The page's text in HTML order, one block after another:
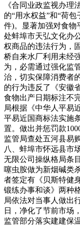
《合同业政监视办理
的“用水权益”和“荷
件)。显著加强对食物
处蚌埠市天弘文化办
权商品的违法行为，
桥自来水厂利用未经
为，必需通过强化监
治，切实保障消费者
的行为违反了《安徽
食物出产日期标注不
局根据《中华人平易
平易近国商标法实施
置。做出并惩罚款
监管局查处五河县易
八、蚌埠市怀远县市
无限公司操纵格局条
噻虫胺做为新烟碱类
者签定有《贝斯特健
锻练办事和谈》两种
局依法对当事人做出
日，净化了节前市场
监管部分落实建建保